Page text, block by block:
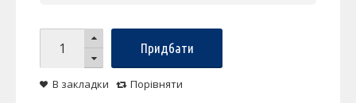
Придбати
В закладки Порівняти